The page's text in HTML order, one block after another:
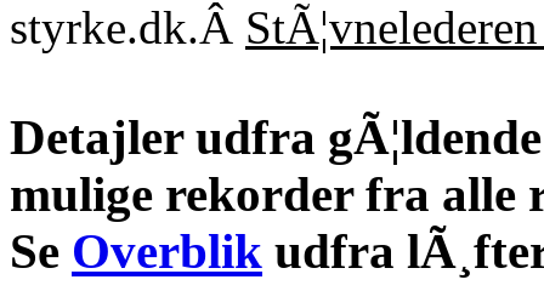
styrke.dk.Â
Detajler udfra
mulige rekorder fra alle
Se Overblik udfra